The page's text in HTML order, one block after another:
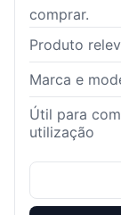
comprar.
Produto
Marca e
Útil para
utilização